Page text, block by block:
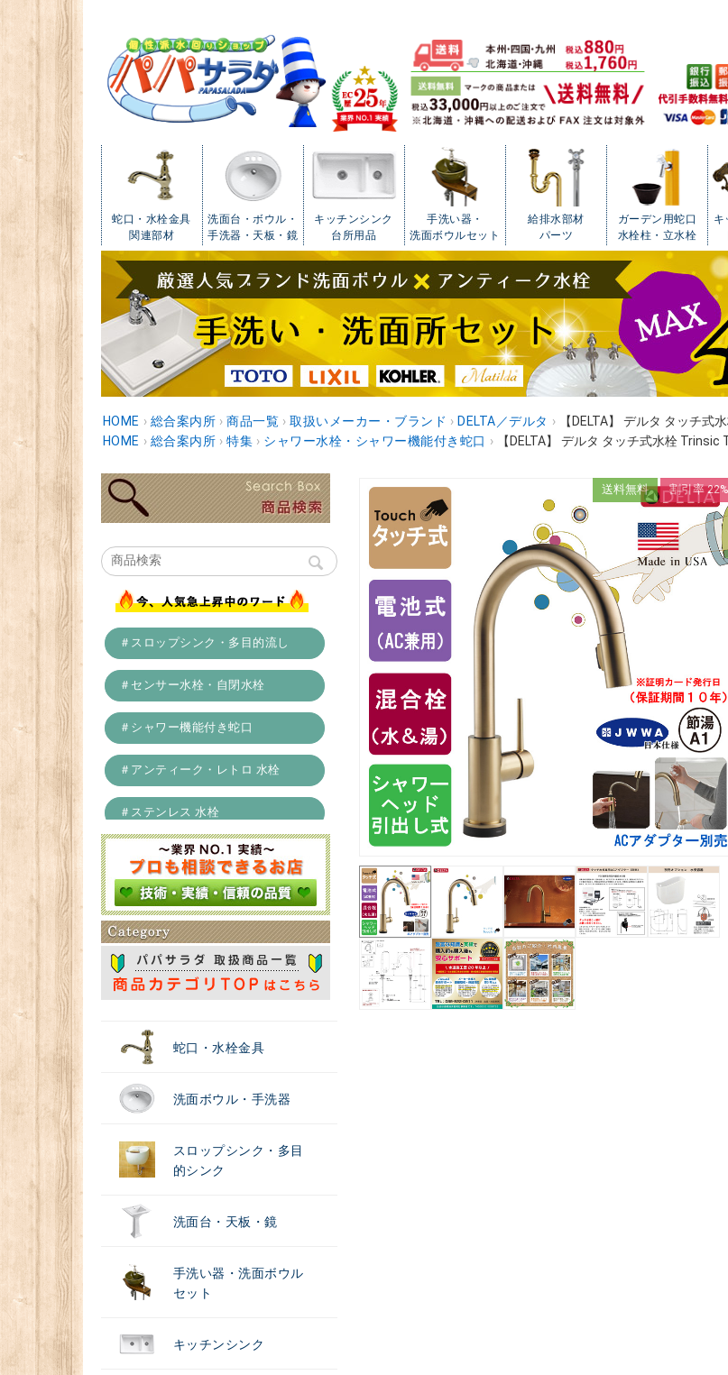
蛇口・水栓金具
関連部材
洗面台・ボウル・
手洗器・天板・鏡
キッチンシンク
台所用品
手洗い器・
洗面ボウルセット
給排水部材
パーツ
ガーデン用蛇口
水栓柱・立水栓
キ
HOME › 総合案内所 › 商品一覧 › 取扱いメーカー・ブランド › DELTA／デルタ ›
【DELTA】 デルタ タッチ式
HOME › 総合案内所 › 特集 › シャワー水栓・シャワー機能付き蛇口 › 【DELTA】 デルタ タッチ式水栓 Trinsic
＃スロップシンク・多目的流し
＃センサー水栓・自閉水栓
＃シャワー機能付き蛇口
＃アンティーク・レトロ 水栓
＃ステンレス 水栓
＃浄水器
蛇口・水栓金具
洗面ボウル・手洗器
スロップシンク・多目
的シンク
洗面台・天板・鏡
手洗い器・洗面ボウル
セット
キッチンシンク
送料無料 割引率 22%